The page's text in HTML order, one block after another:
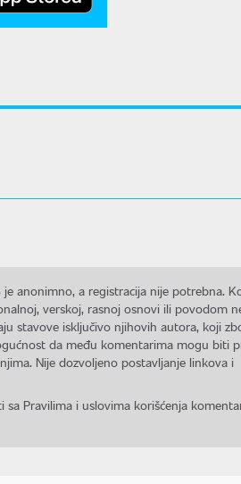
anonimno, a registracija nije potrebna.
verskoj, rasnoj osnovi ili povodom
stavove isključivo njihovih autora, koji
da među komentarima mogu biti
Nije dozvoljeno postavljanje linkova i
Pravilima i uslovima korišćenja